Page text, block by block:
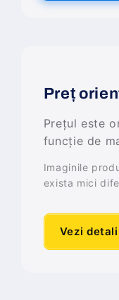
Preț
Prețul este
funcție de
Imaginile
exista mici
Vezi